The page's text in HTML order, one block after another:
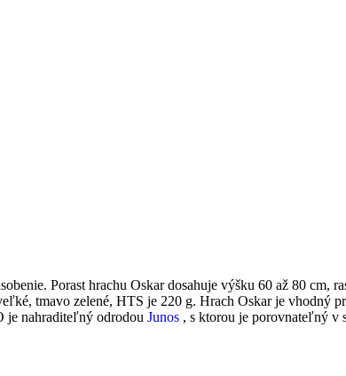
Porast hrachu Oskar dosahuje výšku 60 až 80 cm,
tmavo zelené, HTS je 220 g. Hrach Oskar je vhodný
je nahraditeľný odrodou Junos , s ktorou je porovnateľný v